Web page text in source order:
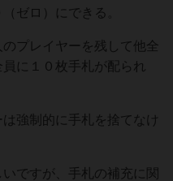
ゼロ）にできる。
プレイヤーを残して他全
に１０枚手札が配られ
強制的に手札を捨てなけ
ですが、手札の補充に関